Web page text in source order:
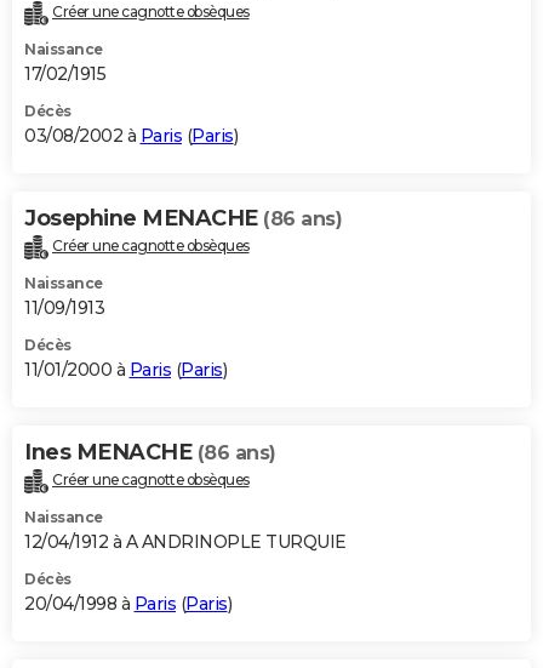
Créer une cagnotte obsèques
Naissance
17/02/1915
Décès
03/08/2002 à Paris (Paris)
Josephine MENACHE (86 ans)
Créer une cagnotte obsèques
Naissance
11/09/1913
Décès
11/01/2000 à Paris (Paris)
Ines MENACHE (86 ans)
Créer une cagnotte obsèques
Naissance
12/04/1912 à A ANDRINOPLE TURQUIE
Décès
20/04/1998 à Paris (Paris)